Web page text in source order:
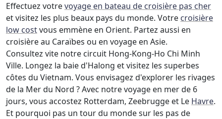
Effectuez votrevoyage en bateau de croisière pas cher
et visitez les plus beaux pays du monde. Votre croisière
low costvous emmène en Orient. Partez aussi en
croisière au Caraïbes ou en voyage en Asie.
Consultez vite notre circuit Hong-Kong-Ho Chi Minh
Ville. Longez la baie d'Halong et visitez les superbes
côtes du Vietnam. Vous envisagez d'explorer les rivages
de la Mer du Nord ? Avec notre voyage en mer de 6
jours, vous accostez Rotterdam, Zeebrugge et Le Havre.
Et pourquoi pas un tour du monde sur les pas de